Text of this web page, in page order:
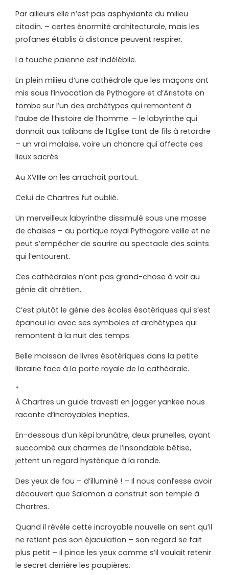
Par ailleurs elle n’est pas asphyxiante du milieu
citadin. – certes énormité architecturale, mais les
profanes établis à distance peuvent respirer.
La touche païenne est indélébile.
En plein milieu d’une cathédrale que les maçons ont
mis sous l’invocation de Pythagore et d’Aristote on
tombe sur l’un des archétypes qui remontent à
l’aube de l’histoire de l’homme. – le labyrinthe qui
donnait aux talibans de l’Eglise tant de fils à retordre
– un vrai malaise, voire un chancre qui affecte ces
lieux sacrés.
Au XVIIIe on les arrachait partout.
Celui de Chartres fut oublié.
Un merveilleux labyrinthe dissimulé sous une masse
de chaises – au portique royal Pythagore veille et ne
peut s’empêcher de sourire au spectacle des saints
qui l’entourent.
Ces cathédrales n’ont pas grand-chose à voir au
génie dit chrétien.
C’est plutôt le génie des écoles ésotériques qui s’est
épanoui ici avec ses symboles et archétypes qui
remontent à la nuit des temps.
Belle moisson de livres ésotériques dans la petite
librairie face à la porte royale de la cathédrale.
*
À Chartres un guide travesti en jogger yankee nous
raconte d’incroyables inepties.
En-dessous d’un képi brunâtre, deux prunelles, ayant
succombé aux charmes de l’insondable bêtise,
jettent un regard hystérique à la ronde.
Des yeux de fou – d’illuminé ! – Il nous confesse avoir
découvert que Salomon a construit son temple à
Chartres.
Quand il révèle cette incroyable nouvelle on sent qu’il
ne retient pas son éjaculation – son regard se fait
plus petit – il pince les yeux comme s’il voulait retenir
le secret derrière les paupières.